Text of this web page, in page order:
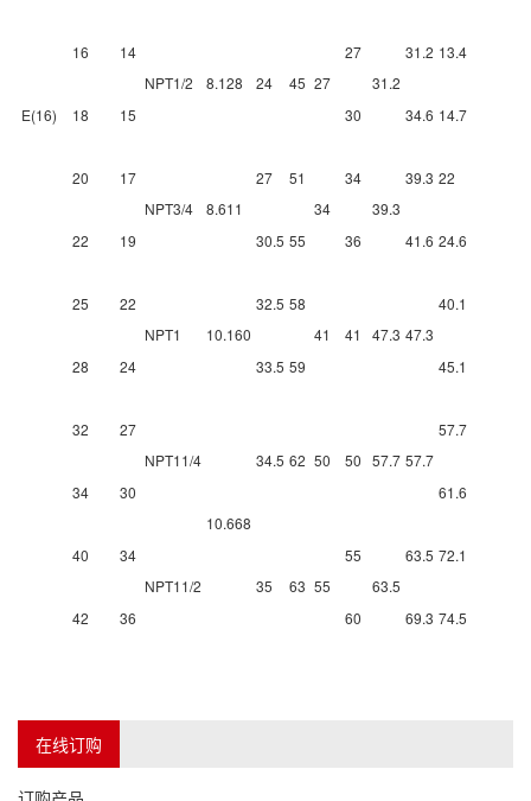
E(16)
16
14
NPT1/2
8.128 24 45 27
27
31.2
31.2 13.4
18 15 30 34.6 14.7
20
17
NPT3/4
8.611
27
51
34
34
39.3
39.3 22
22 19 30.5 55 36 41.6 24.6
25
22
NPT1
10.160
32.5 58
41
41 47.3 47.3
40.1
28 24 33.5 59 45.1
32
27
NPT11/4
10.668
34.5 62 50 50 57.7 57.7
57.7
34 30 61.6
40
34
NPT11/2
35 63 55
55
63.5
63.5 72.1
42 36 60 69.3 74.5
在线订购